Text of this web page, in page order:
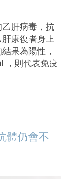
肝病毒，抗
康復者身上
果為陽性，
，則代表免疫
體仍會不